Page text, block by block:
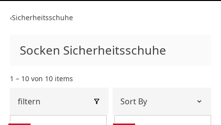
‹Sicherheitsschuhe
Socken Sicherheitsschuhe
1 – 10 von 10 items
filtern